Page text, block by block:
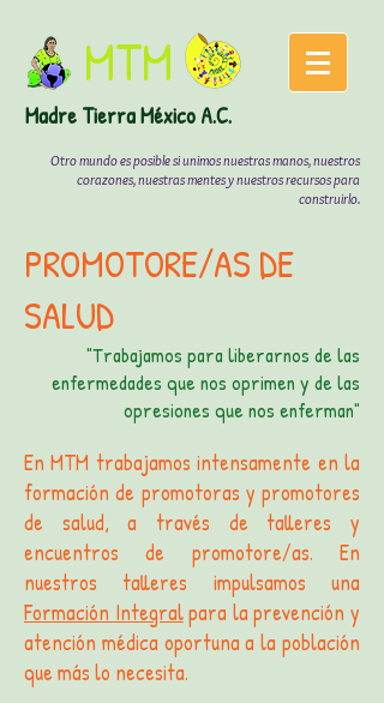
MTM
MadreTierra México A.C.
Otro mundo es posible si unimos nuestras manos, nuestros
corazones, nuestras mentes y nuestros recursos para
construirlo.
PROMOTORE/AS DE
SALUD
"Trabajamos para liberarnos de las
enfermedades que nos oprimen y de las
opresiones que nos enferman"
En MTM trabajamos intensamente en la
formación de promotoras y promotores
de salud, a través de talleres y
encuentros de promotore/as.
En
nuestros talleres impulsamos una
Formación Integralpara la prevención y
atención médica oportuna a la población
que más lo necesita.